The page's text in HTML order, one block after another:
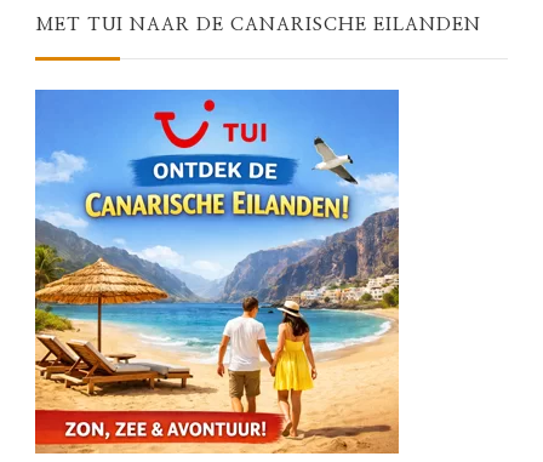
MET TUI NAAR DE CANARISCHE EILANDEN